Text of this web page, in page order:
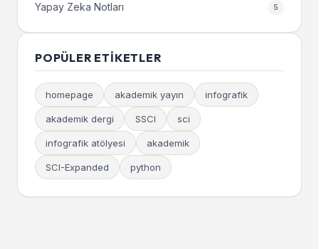
Yapay Zeka Notları 5
POPÜLER ETIKETLER
homepage akademik yayın infografik
akademik dergi SSCI sci
infografik atölyesi akademik
SCI-Expanded python